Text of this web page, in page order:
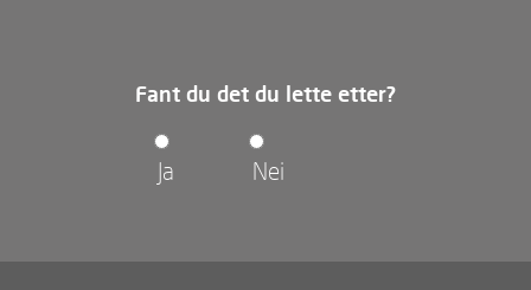
Fant du det du lette etter?
Ja Nei